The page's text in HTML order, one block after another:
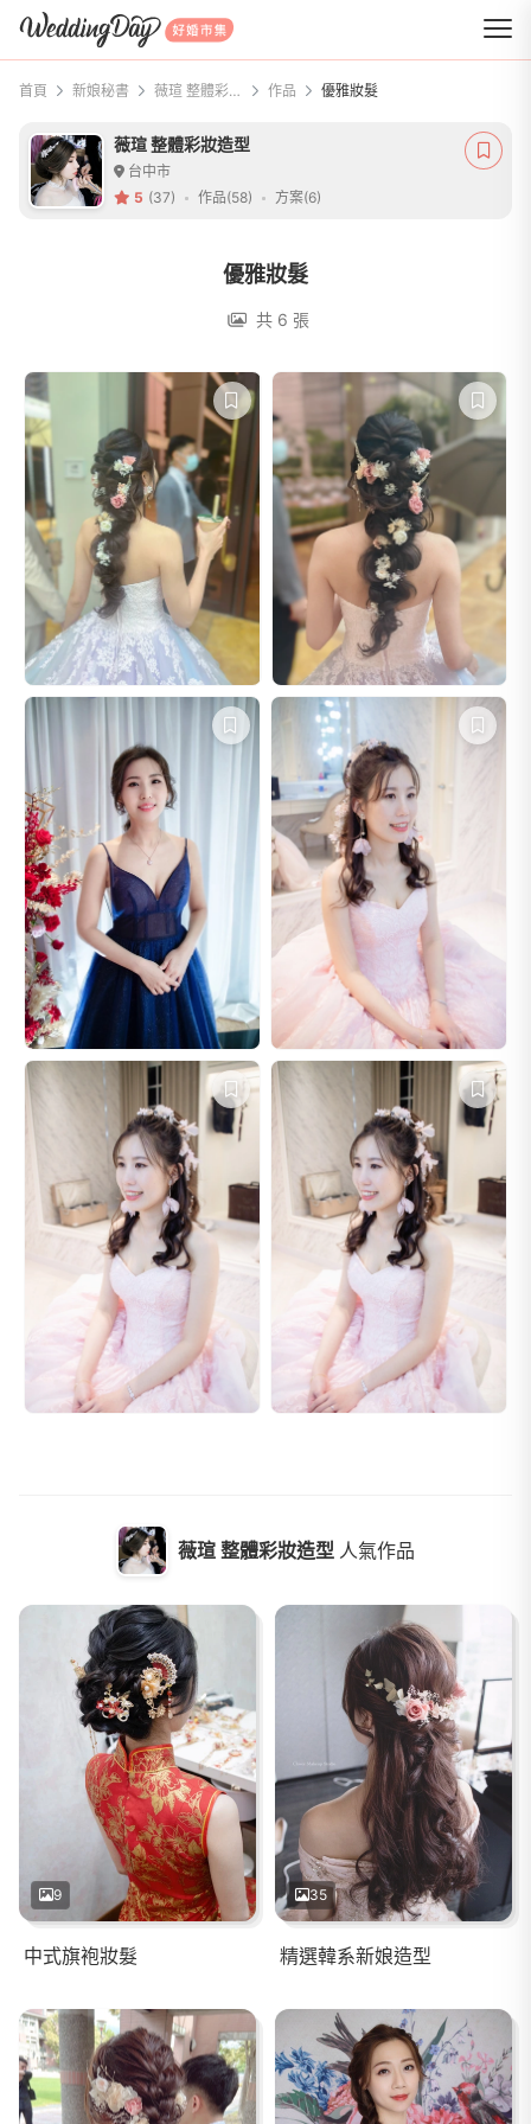
WeddingDay 好婚市集
首頁 新娘秘書 薇瑄 整體彩妝造型 作品 優雅妝髮
薇瑄 整體彩妝造型
台中市
5 (37) 作品(58) 方案(6)
優雅妝髮
共 6 張
薇瑄 整體彩妝造型 人氣作品
9
中式旗袍妝髮
35
精選韓系新娘造型